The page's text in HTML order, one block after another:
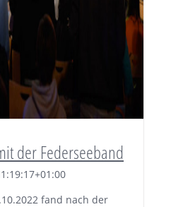
der Federseeband
fand nach der